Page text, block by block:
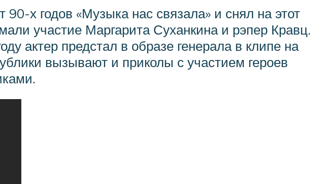
х годов «Музыка нас связала» и снял на этот
участие Маргарита Суханкина и рэпер Кравц.
актер предстал в образе генерала в клипе на
вызывают и приколы с участием героев